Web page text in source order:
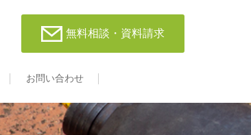
無料相談・資料請求
お問い合わせ